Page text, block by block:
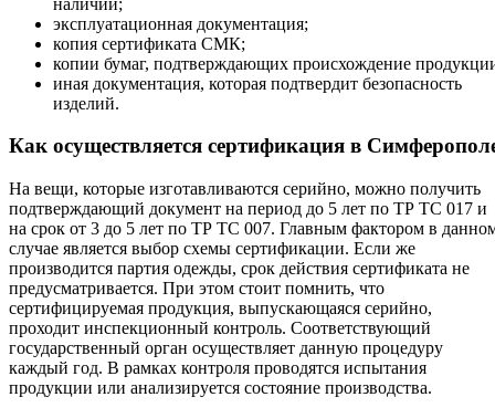
эксплуатационная документация;
копия сертификата СМК;
копии бумаг, подтверждающих происхождение
иная документация, которая подтвердит безопасность
изделий.
Как осуществляется сертификация в
На вещи, которые изготавливаются серийно, можно получить
подтверждающий документ на период до 5 лет по ТР ТС 017 и
на срок от 3 до 5 лет по ТР ТС 007. Главным фактором в
случае является выбор схемы сертификации. Если же
производится партия одежды, срок действия сертификата не
предусматривается. При этом стоит помнить, что
сертифицируемая продукция, выпускающаяся серийно,
проходит инспекционный контроль. Соответствующий
государственный орган осуществляет данную процедуру
каждый год. В рамках контроля проводятся испытания
продукции или анализируется состояние производства.